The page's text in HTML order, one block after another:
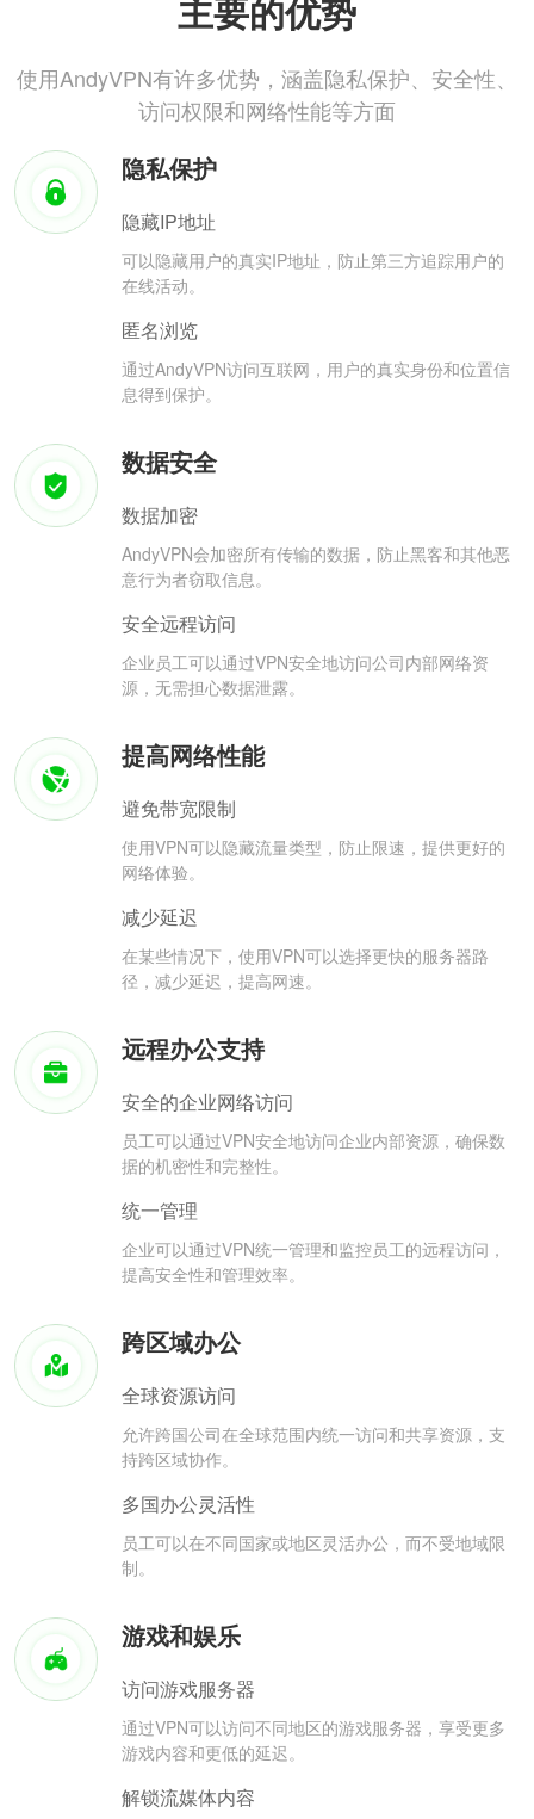
主要的优势
使用AndyVPN有许多优势，涵盖隐私保护、安全性、
访问权限和网络性能等方面
隐私保护
隐藏IP地址
可以隐藏用户的真实IP地址，防止第三方追踪用户的
在线活动。
匿名浏览
通过AndyVPN访问互联网，用户的真实身份和位置信
息得到保护。
数据安全
数据加密
AndyVPN会加密所有传输的数据，防止黑客和其他恶
意行为者窃取信息。
安全远程访问
企业员工可以通过VPN安全地访问公司内部网络资
源，无需担心数据泄露。
提高网络性能
避免带宽限制
使用VPN可以隐藏流量类型，防止限速，提供更好的
网络体验。
减少延迟
在某些情况下，使用VPN可以选择更快的服务器路
径，减少延迟，提高网速。
远程办公支持
安全的企业网络访问
员工可以通过VPN安全地访问企业内部资源，确保数
据的机密性和完整性。
统一管理
企业可以通过VPN统一管理和监控员工的远程访问，
提高安全性和管理效率。
跨区域办公
全球资源访问
允许跨国公司在全球范围内统一访问和共享资源，支
持跨区域协作。
多国办公灵活性
员工可以在不同国家或地区灵活办公，而不受地域限
制。
游戏和娱乐
访问游戏服务器
通过VPN可以访问不同地区的游戏服务器，享受更多
游戏内容和更低的延迟。
解锁流媒体内容